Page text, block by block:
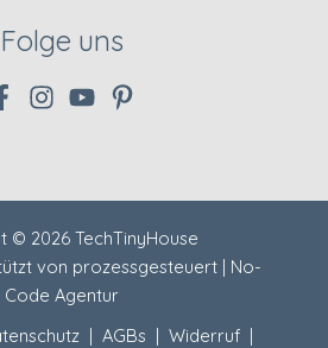
Folge uns
© 2026 TechTinyHouse
von prozessgesteuert | No-
Code Agentur
| AGBs | Widerruf|